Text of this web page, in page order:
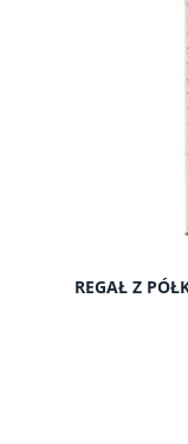
REGAŁ Z